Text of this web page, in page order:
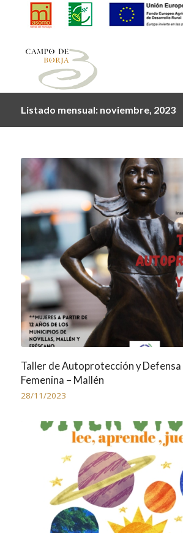
Listado mensual: noviembre, 2023
Taller de Autoprotección y
Femenina – Mallén
28/11/2023